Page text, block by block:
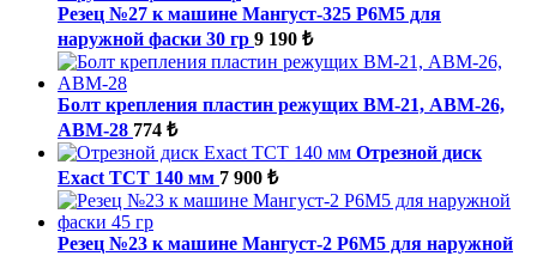
Резец №27 к машине Мангуст-325 Р6М5 для
наружной фаски 30 гр 9 190 ₺
Болт крепления пластин режущих ВМ-21, ABM-26,
ABM-28 774 ₺
Отрезной диск
Exact TCT 140 мм 7 900 ₺
Резец №23 к машине Мангуст-2 Р6М5 для наружной